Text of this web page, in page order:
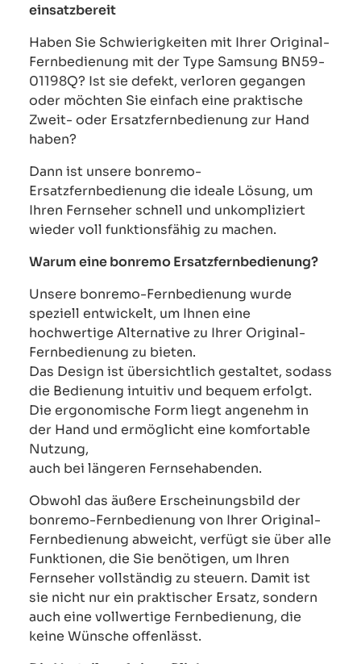
einsatzbereit
Haben Sie Schwierigkeiten mit Ihrer Original-
Fernbedienung mit der Type Samsung BN59-
01198Q? Ist sie defekt, verloren gegangen
oder möchten Sie einfach eine praktische
Zweit- oder Ersatzfernbedienung zur Hand
haben?
Dann ist unsere bonremo-
Ersatzfernbedienung die ideale Lösung, um
Ihren Fernseher schnell und unkompliziert
wieder voll funktionsfähig zu machen.
Warum eine bonremo Ersatzfernbedienung?
Unsere bonremo-Fernbedienung wurde
speziell entwickelt, um Ihnen eine
hochwertige Alternative zu Ihrer Original-
Fernbedienung zu bieten.
Das Design ist übersichtlich gestaltet, sodass
die Bedienung intuitiv und bequem erfolgt.
Die ergonomische Form liegt angenehm in
der Hand und ermöglicht eine komfortable
Nutzung,
auch bei längeren Fernsehabenden.
Obwohl das äußere Erscheinungsbild der
bonremo-Fernbedienung von Ihrer Original-
Fernbedienung abweicht, verfügt sie über alle
Funktionen, die Sie benötigen, um Ihren
Fernseher vollständig zu steuern. Damit ist
sie nicht nur ein praktischer Ersatz, sondern
auch eine vollwertige Fernbedienung, die
keine Wünsche offenlässt.